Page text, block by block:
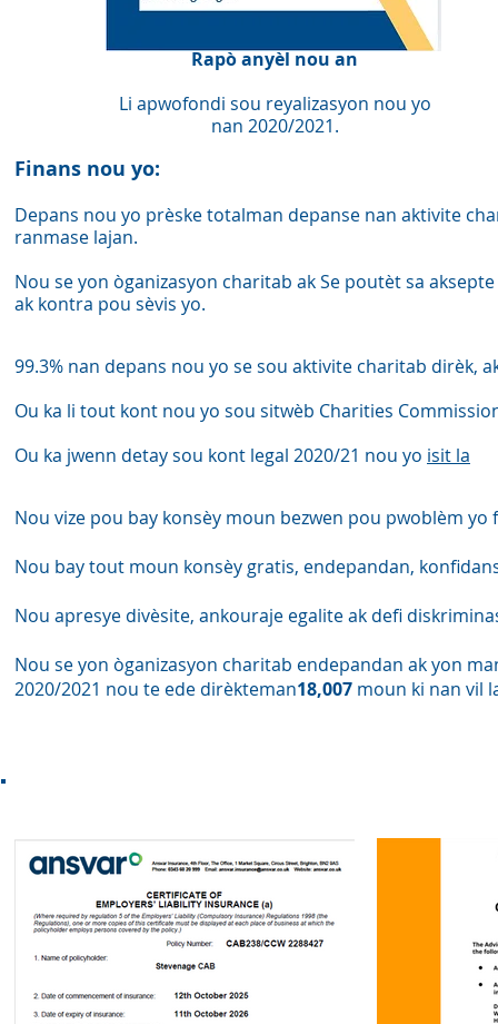
Rapò anyèl nou an
Li apwofondi sou reyalizasyon nou yo
nan 2020/2021.
Finans nou yo:
Depans nou yo prèske totalman depanse nan aktivite
ranmase lajan.
Nou se yon òganizasyon charitab ak Se poutèt sa
ak kontra pou sèvis yo.
99.3% nan depans nou yo se sou aktivite charitab dirèk,
Ou ka li tout kont nou yo sou sitwèb Charities
Ou ka jwenn detay sou kont legal 2020/21 nou yo isit la
Nou vize pou bay konsèy moun bezwen pou pwoblèm
Nou bay tout moun konsèy gratis, endepandan,
Nou apresye divèsite, ankouraje egalite ak defi
Nou se yon òganizasyon charitab endepandan ak yon
2020/2021 nou te ede dirèkteman18,007 moun ki nan vil